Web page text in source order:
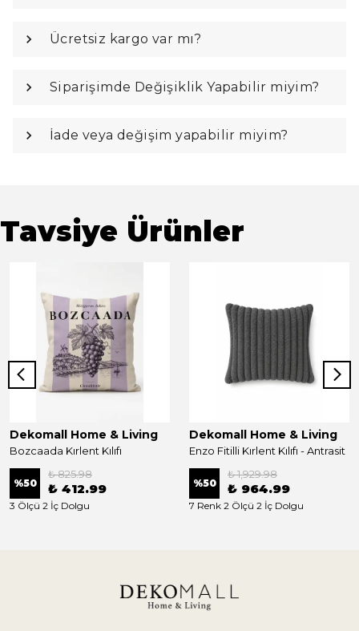
Ücretsiz kargo var mı?
Siparişimde Değişiklik Yapabilir miyim?
İade veya değişim yapabilir miyim?
Tavsiye Ürünler
Dekomall Home & Living
Bozcaada Kırlent Kılıfı
%50
₺ 825.98
₺ 412.99
3 Ölçü 2 İç Dolgu
Dekomall Home & Living
Enzo Fitilli Kırlent Kılıfı - Antrasit
%50
₺ 1,929.98
₺ 964.99
7 Renk 2 Ölçü 2 İç Dolgu